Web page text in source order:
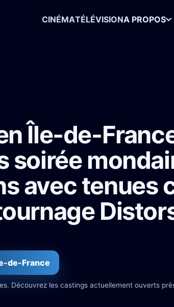
CINÉMATÉLÉVISIONA PROPOS
Île-de-
soirée
avec tenues
de-France
Découvrez les castings actuellement ouverts